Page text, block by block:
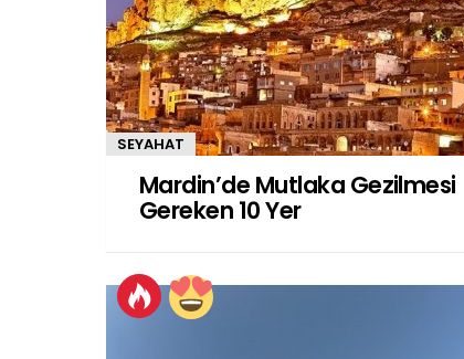
SEYAHAT
Mardin’de Mutlaka Gezilmesi
Gereken 10 Yer